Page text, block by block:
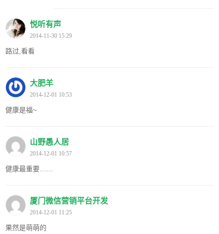
悦听有声
2014-11-30 15:29
路过,看看
大肥羊
2014-12-01 10:53
健康是福~
山野愚人居
2014-12-01 10:57
健康最重要……
厦门微信营销平台开发
2014-12-01 11:25
果然是萌萌的